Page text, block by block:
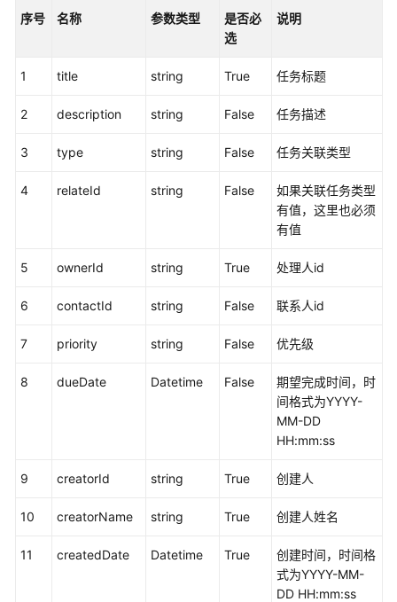
能
音
知
机
听
线
集
邦
序号 名称 参数类型
是否必
选
说明
1 title string True 任务标题
2 description string False 任务描述
3 type string False 任务关联类型
4 relateId string False
如果关联任务类型
有值，这里也必须
有值
5 ownerId string True 处理人id
6 contactId string False 联系人id
7 priority string False 优先级
8 dueDate Datetime False
期望完成时间，时
间格式为YYYY-
MM-DD
HH:mm:ss
9 creatorId string True 创建人
10 creatorName string True 创建人姓名
11 createdDate Datetime True
创建时间，时间格
式为YYYY-MM-
DD HH:mm:ss